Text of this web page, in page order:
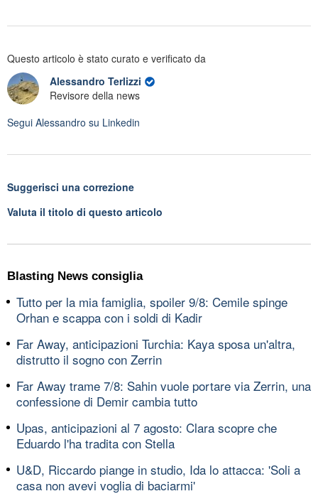
Questo articolo è stato curato e verificato da
Alessandro Terlizzi
Revisore della news
Segui Alessandro su Linkedin
Suggerisci una correzione
Valuta il titolo di questo articolo
Blasting News consiglia
Tutto per la mia famiglia, spoiler 9/8: Cemile spinge
Orhan e scappa con i soldi di Kadir
Far Away, anticipazioni Turchia: Kaya sposa un'altra,
distrutto il sogno con Zerrin
Far Away trame 7/8: Sahin vuole portare via Zerrin, una
confessione di Demir cambia tutto
Upas, anticipazioni al 7 agosto: Clara scopre che
Eduardo l'ha tradita con Stella
U&D, Riccardo piange in studio, Ida lo attacca: 'Soli a
casa non avevi voglia di baciarmi'